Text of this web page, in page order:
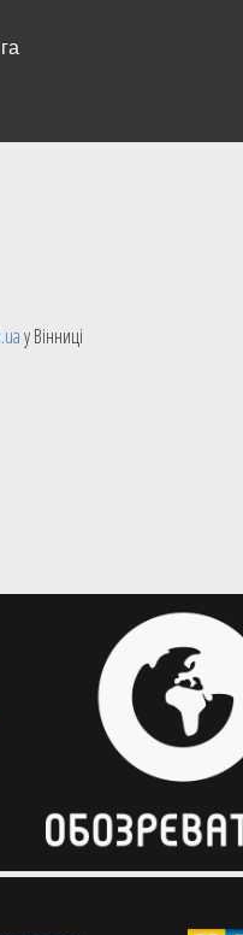
у Вінниці
Кращою гравчинею сезону
Олександра Спиридонова з
ОСДЮСШОР-БАСЛ